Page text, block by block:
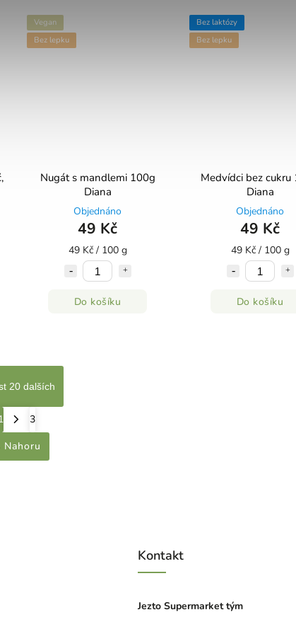
Vegan
Bez lepku
Nugát s mandlemi 100g
Diana
Objednáno
49 Kč
49 Kč / 100 g
Do košíku
Bez laktózy
Bez lepku
Medvídci bez cukru
Diana
Objednáno
49 Kč
49 Kč / 100 g
Do košíku
20 dalších
3
Nahoru
Kontakt
Jezto Supermarket tým